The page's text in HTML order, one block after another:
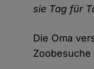
sie Tag für
Die Oma